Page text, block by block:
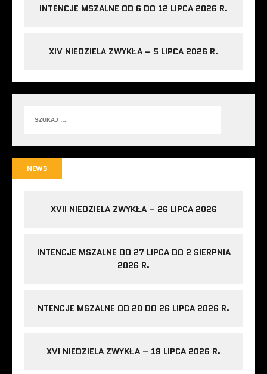
INTENCJE MSZALNE OD 6 DO 12 LIPCA 2026 R.
XIV NIEDZIELA ZWYKŁA – 5 LIPCA 2026 R.
NEWS
XVII NIEDZIELA ZWYKŁA – 26 LIPCA 2026
INTENCJE MSZALNE OD 27 LIPCA DO 2 SIERPNIA
2026 R.
NTENCJE MSZALNE OD 20 DO 26 LIPCA 2026 R.
XVI NIEDZIELA ZWYKŁA – 19 LIPCA 2026 R.